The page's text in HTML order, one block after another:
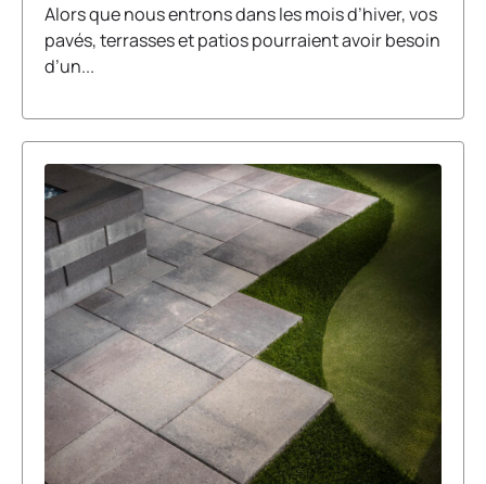
Alors que nous entrons dans les mois d’hiver, vos
pavés, terrasses et patios pourraient avoir besoin
d’un...